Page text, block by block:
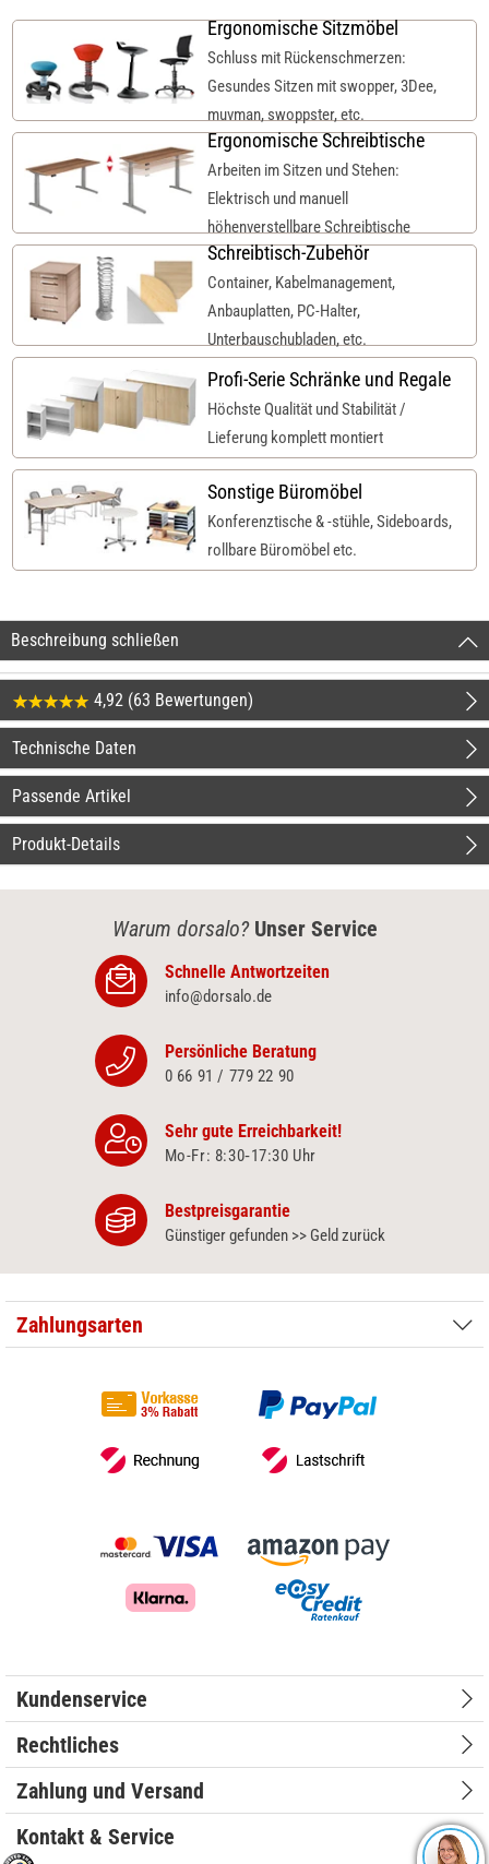
Ergonomische Sitzmöbel
Schluss mit Rückenschmerzen:
Gesundes Sitzen mit swopper, 3Dee,
muvman, swoppster, etc.
Ergonomische Schreibtische
Arbeiten im Sitzen und Stehen:
Elektrisch und manuell
höhenverstellbare Schreibtische
Schreibtisch-Zubehör
Container, Kabelmanagement,
Anbauplatten, PC-Halter,
Unterbauschubladen, etc.
Profi-Serie Schränke und Regale
Höchste Qualität und Stabilität /
Lieferung komplett montiert
Sonstige Büromöbel
Konferenztische & -stühle, Sideboards,
rollbare Büromöbel etc.
Beschreibung schließen
4,92 (63 Bewertungen)
Technische Daten
Passende Artikel
Produkt-Details
Warum dorsalo? Unser Service
Schnelle Antwortzeiten
info@dorsalo.de
Persönliche Beratung
0 66 91 / 779 22 90
Sehr gute Erreichbarkeit!
Mo-Fr: 8:30‑17:30 Uhr
Bestpreisgarantie
Günstiger gefunden >> Geld zurück
Zahlungsarten
Kundenservice
Rechtliches
Zahlung und Versand
Kontakt & Service